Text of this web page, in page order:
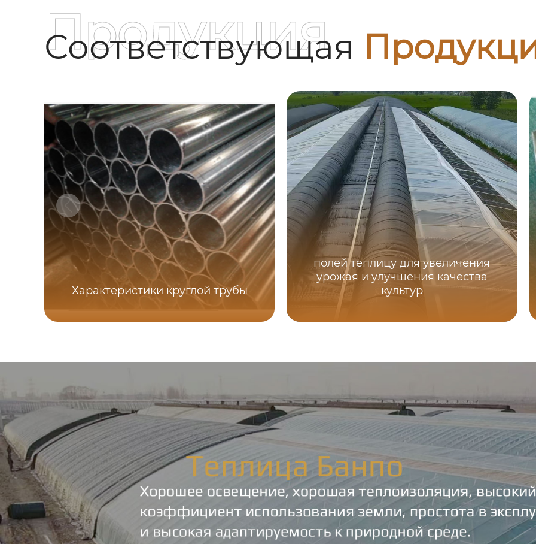
Соответствующая
Продукция
Характеристики круглой трубы
полей теплицу для увеличения
урожая и улучшения качества
культур